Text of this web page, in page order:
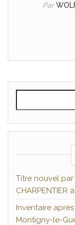
Par
Titre nouvel par
Inventaire
Montigny-le-